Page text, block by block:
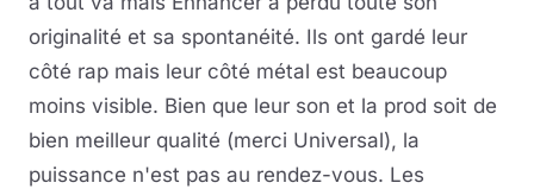
originalité et sa spontanéité. Ils ont gardé leur
côté rap mais leur côté métal est beaucoup
moins visible. Bien que leur son et la prod soit de
bien meilleur qualité (merci Universal), la
puissance n'est pas au rendez-vous. Les